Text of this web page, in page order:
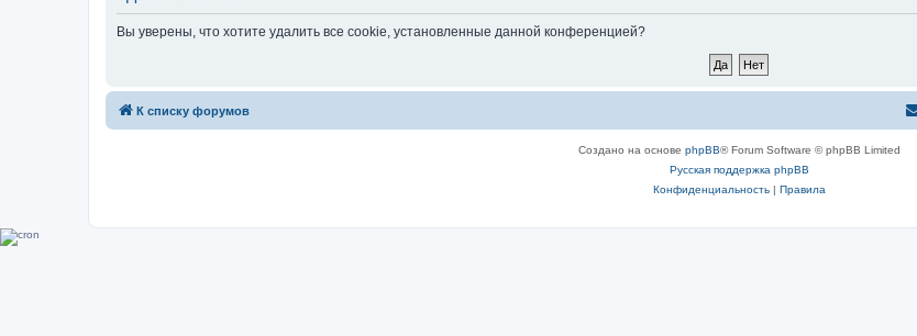
Вы уверены, что хотите удалить все cookie, установленные данной конференцией?
К списку форумов
Создано на основе phpBB® Forum Software © phpBB Limited
Русская поддержка phpBB
Конфиденциальность| Правила